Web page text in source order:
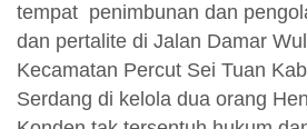
tempat penimbunan dan
dan pertalite di Jalan Damar
Kecamatan Percut Sei Tuan
Serdang di kelola dua orang